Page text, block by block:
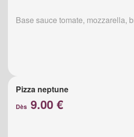
Base sauce tomate, mozzarella,
Pizza neptune
Dès 9.00 €